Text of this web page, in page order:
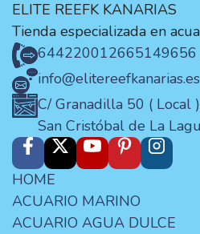
ELITE REEFK KANARIAS
Tienda especializada en
644220012665149656
info@elitereefkanarias.es
C/ Granadilla 50 ( Local
San Cristóbal de La
HOME
ACUARIO MARINO
ACUARIO AGUA DULCE